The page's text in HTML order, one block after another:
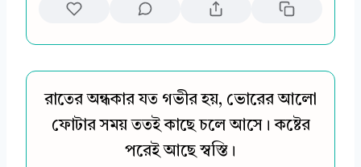
রাতের অন্ধকার যত গভীর হয়, ভোরের আলো
ফোটার সময় ততই কাছে চলে আসে। কষ্টের
পরেই আছে স্বস্তি।